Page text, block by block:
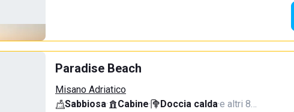
Paradise Beach
Misano Adriatico
Sabbiosa· Cabine· Doccia calda·e altri 8…